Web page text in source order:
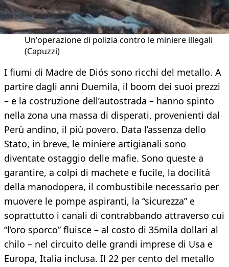
Un'operazione di polizia contro le miniere illegali
(Capuzzi)
I fiumi di Madre de Diós sono ricchi del metallo. A
partire dagli anni Duemila, il boom dei suoi prezzi
– e la costruzione dell’autostrada – hanno spinto
nella zona una massa di disperati, provenienti dal
Perù andino, il più povero. Data l’assenza dello
Stato, in breve, le miniere artigianali sono
diventate ostaggio delle mafie. Sono queste a
garantire, a colpi di machete e fucile, la docilità
della manodopera, il combustibile necessario per
muovere le pompe aspiranti, la “sicurezza” e
soprattutto i canali di contrabbando attraverso cui
“l’oro sporco” fluisce – al costo di 35mila dollari al
chilo – nel circuito delle grandi imprese di Usa e
Europa, Italia inclusa. Il 22 per cento del metallo